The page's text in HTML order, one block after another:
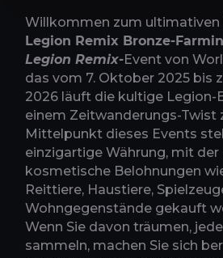
Willkommen zum ultimativen
Legion Remix Bronze-
Legion Remix-Event von
das vom 7. Oktober 2025 bis
2026 läuft die kultige Legion-
einem Zeitwanderungs-Twist
Mittelpunkt dieses Events
einzigartige Währung, mit der
kosmetische Belohnungen
Reittiere, Haustiere,
Wohngegenstände gekauft
Wenn Sie davon träumen,
sammeln, machen Sie sich